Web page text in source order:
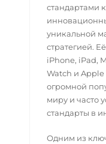
стандартами
уникальной
стратегией.
iPhone, iPad,
Watch и Apple
огромной
миру и часто
стандарты в
Одним из